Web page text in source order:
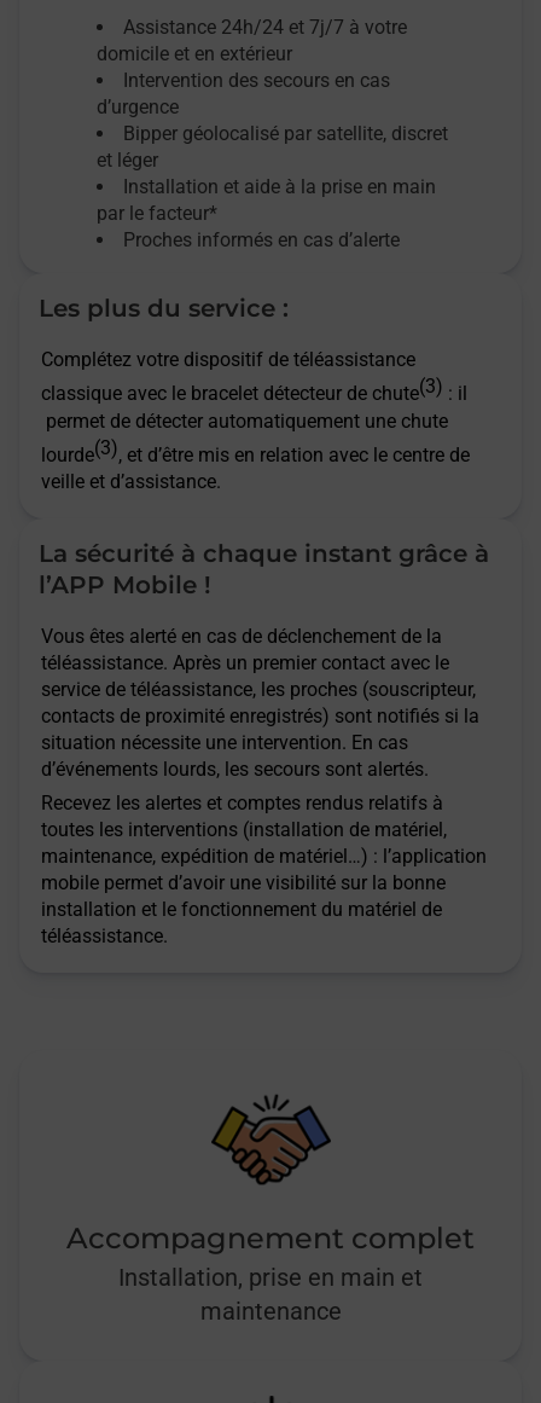
La Ferte Mace - téléassistance
Le Mele Sur Sarthe - téléassistance
Le Merlerault - téléassistance
Mortagne Au Perche - téléassistance
Putanges Le Lac - téléassistance
Remalard En Perche - téléassistance
Sees - téléassistance
St Sulpice Sur Risle - téléassistance
Ste Gauburge Ste Colombe -
Tinchebray Bocage - téléassistance
Tourouvre Au Perche - téléassistance
Assistance 24h/24 et 7j/7 à votre
domicile et en extérieur
Intervention des secours en cas
d’urgence
Bipper géolocalisé par satellite, discret
et léger
Installation et aide à la prise en main
par le facteur*
Proches informés en cas d’alerte
Les plus du service :
Complétez votre dispositif de téléassistance
classique avec le bracelet détecteur de chute(3) : il
permet de détecter automatiquement une chute
lourde(3), et d’être mis en relation avec le centre de
veille et d’assistance.
La sécurité à chaque instant grâce à
l’APP Mobile !
Vous êtes alerté en cas de déclenchement de la
téléassistance. Après un premier contact avec le
service de téléassistance, les proches (souscripteur,
contacts de proximité enregistrés) sont notifiés si la
situation nécessite une intervention. En cas
d’événements lourds, les secours sont alertés.
Recevez les alertes et comptes rendus relatifs à
toutes les interventions (installation de matériel,
maintenance, expédition de matériel…) : l’application
mobile permet d’avoir une visibilité sur la bonne
installation et le fonctionnement du matériel de
téléassistance.
Accompagnement complet
Installation, prise en main et
maintenance